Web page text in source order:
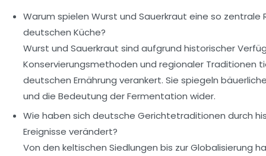
Warum spielen Wurst und Sauerkraut eine so zentrale
deutschen Küche?
Wurst und Sauerkraut sind aufgrund historischer
Konservierungsmethoden und regionaler Traditionen
deutschen Ernährung verankert. Sie spiegeln
und die Bedeutung der Fermentation wider.
Wie haben sich deutsche Gerichtetraditionen durch
Ereignisse verändert?
Von den keltischen Siedlungen bis zur Globalisierung